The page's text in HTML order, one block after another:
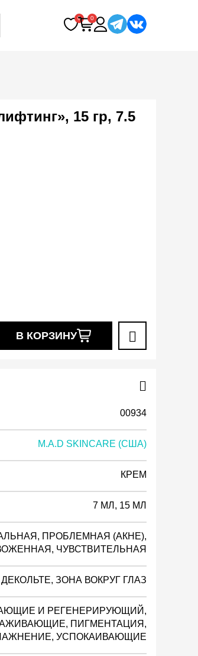
0 0
15 гр, 7.5
В КОРЗИНУ
00934
M.A.D SKINCARE (США)
КРЕМ
7 МЛ, 15 МЛ
ПРОБЛЕМНАЯ (АКНЕ),
ЧУВСТВИТЕЛЬНАЯ
ЗОНА ВОКРУГ ГЛАЗ
И РЕГЕНЕРИРУЮЩИЙ,
ПИГМЕНТАЦИЯ,
УСПОКАИВАЮЩИЕ